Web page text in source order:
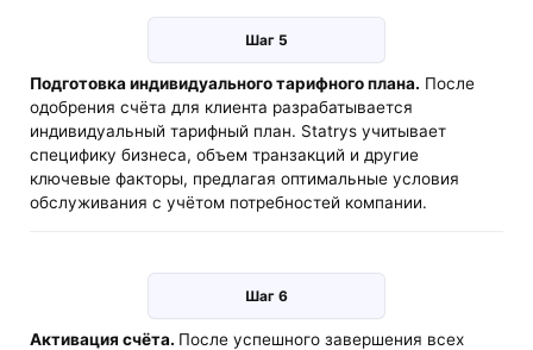
Шаг 5
Подготовка индивидуального тарифного плана. После
одобрения счёта для клиента разрабатывается
индивидуальный тарифный план. Statrys учитывает
специфику бизнеса, объем транзакций и другие
ключевые факторы, предлагая оптимальные условия
обслуживания с учётом потребностей компании.
Шаг 6
Активация счёта. После успешного завершения всех